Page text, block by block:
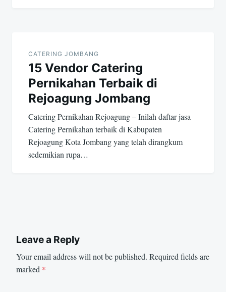
CATERING JOMBANG
15 Vendor Catering
Pernikahan Terbaik di
Rejoagung Jombang
Catering Pernikahan Rejoagung – Inilah daftar jasa
Catering Pernikahan terbaik di Kabupaten
Rejoagung Kota Jombang yang telah dirangkum
sedemikian rupa…
Leave a Reply
Your email address will not be published. Required fields are
marked *